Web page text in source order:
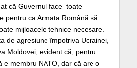
că Guvernul face toate
pentru ca Armata Română să
mijloacele tehnice necesare.
de agresiune împotriva Ucrainei,
Moldovei, evident că, pentru
e membru NATO, dar că are o